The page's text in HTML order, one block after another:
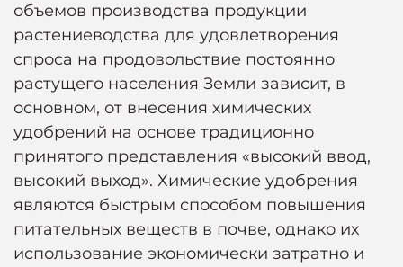
объемов производства продукции
растениеводства для удовлетворения
спроса на продовольствие постоянно
растущего населения Земли зависит, в
основном, от внесения химических
удобрений на основе традиционно
принятого представления «высокий ввод,
высокий выход». Химические удобрения
являются быстрым способом повышения
питательных веществ в почве, однако их
использование экономически затратно и